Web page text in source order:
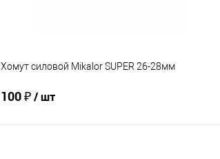
Хомут силовой Mikalor SUPER 26-28мм
100 ₽/ шт